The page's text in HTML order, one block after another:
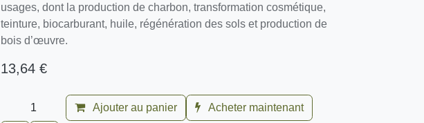
usages, dont la production de charbon, transformation cosmétique,
teinture, biocarburant, huile, régénération des sols et production de
bois d’œuvre.
13,64€
Ajouter au panier Acheter maintenant